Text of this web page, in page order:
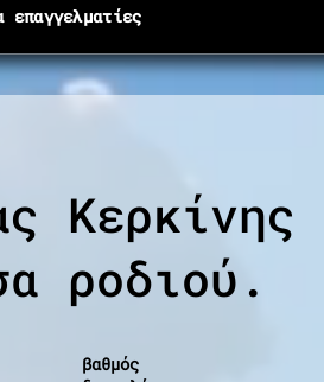
επαγγελματίες
Κερκίνης
ροδιού.
βαθμός